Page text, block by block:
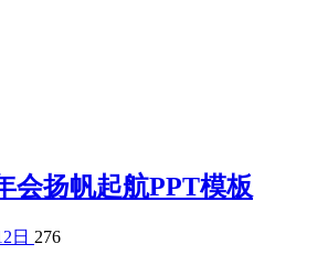
会扬帆起航PPT模板
日 276